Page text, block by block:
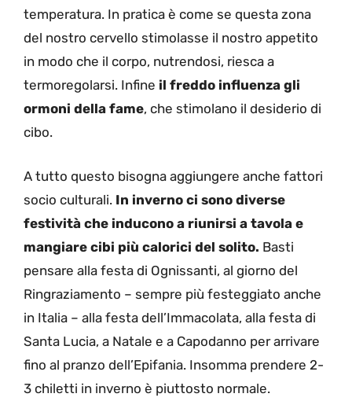
temperatura. In pratica è come se questa zona
del nostro cervello stimolasse il nostro appetito
in modo che il corpo, nutrendosi, riesca a
termoregolarsi. Infine il freddo influenza gli
ormoni della fame, che stimolano il desiderio di
cibo.
A tutto questo bisogna aggiungere anche fattori
socio culturali. In inverno ci sono diverse
festività che inducono a riunirsi a tavola e
mangiare cibi più calorici del solito. Basti
pensare alla festa di Ognissanti, al giorno del
Ringraziamento – sempre più festeggiato anche
in Italia – alla festa dell’Immacolata, alla festa di
Santa Lucia, a Natale e a Capodanno per arrivare
fino al pranzo dell’Epifania. Insomma prendere 2-
3 chiletti in inverno è piuttosto normale.